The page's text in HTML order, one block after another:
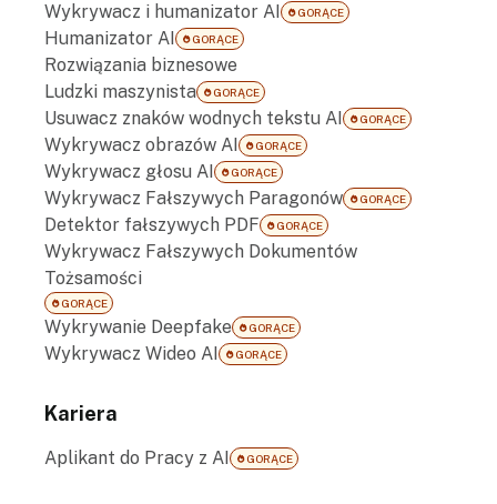
Wykrywacz i humanizator AI GORĄCE
Humanizator AI GORĄCE
Rozwiązania biznesowe
Ludzki maszynista
GORĄCE
Usuwacz znaków wodnych tekstu AI GORĄCE
Wykrywacz obrazów AI GORĄCE
Wykrywacz głosu AI GORĄCE
Wykrywacz Fałszywych Paragonów GORĄCE
Detektor fałszywych PDF GORĄCE
Wykrywacz Fałszywych Dokumentów
Tożsamości
GORĄCE
Wykrywanie Deepfake GORĄCE
Wykrywacz Wideo AI GORĄCE
Kariera
Aplikant do Pracy z AI GORĄCE